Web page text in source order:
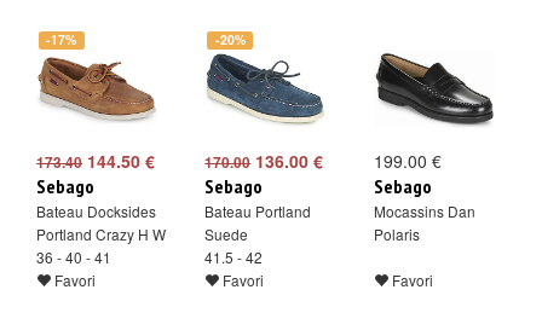
-17%
173.40 144.50 €
Sebago
Bateau Docksides
Portland Crazy H W
36 - 40 - 41
Favori
-20%
170.00136.00 €
Sebago
Bateau Portland
Suede
41.5 - 42
Favori
199.00 €
Sebago
Mocassins Dan
Polaris
Favori